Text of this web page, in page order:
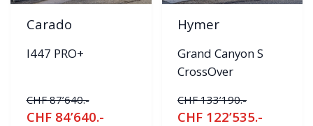
Carado
I447 PRO+
CHF 87’640.-
CHF 84’640.-
Hymer
Grand Canyon S
CrossOver
CHF 133’190.-
CHF 122’535.-